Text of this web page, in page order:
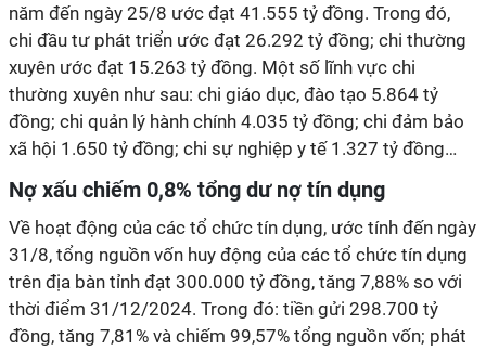
năm đến ngày 25/8 ước đạt 41.555 tỷ đồng. Trong đó,
chi đầu tư phát triển ước đạt 26.292 tỷ đồng; chi thường
xuyên ước đạt 15.263 tỷ đồng. Một số lĩnh vực chi
thường xuyên như sau: chi giáo dục, đào tạo 5.864 tỷ
đồng; chi quản lý hành chính 4.035 tỷ đồng; chi đảm bảo
xã hội 1.650 tỷ đồng; chi sự nghiệp y tế 1.327 tỷ đồng…
Nợ xấu chiếm 0,8% tổng dư nợ tín dụng
Về hoạt động của các tổ chức tín dụng, ước tính đến ngày
31/8, tổng nguồn vốn huy động của các tổ chức tín dụng
trên địa bàn tỉnh đạt 300.000 tỷ đồng, tăng 7,88% so với
thời điểm 31/12/2024. Trong đó: tiền gửi 298.700 tỷ
đồng, tăng 7,81% và chiếm 99,57% tổng nguồn vốn; phát